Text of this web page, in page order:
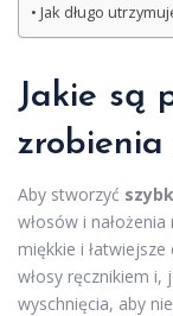
Jak długo
Jakie są
zrobienia
Aby stworzyć
włosów i nałożenia
miękkie i
włosy ręcznikiem
wyschnięcia, aby